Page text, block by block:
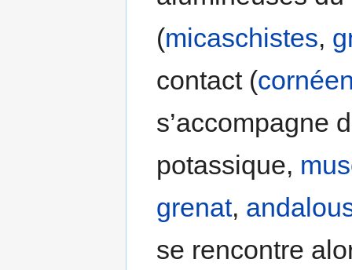
(micaschistes,
contact (
s’accompagne
potassique,
grenat,
se rencontre